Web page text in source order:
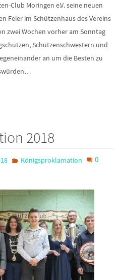
Club Moringen e.V. seine neuen
Feier im Schützenhaus des Vereins
zwei Wochen vorher am Sonntag
Schützenschwestern und
an um die Besten zu
2018
Königsproklamation 0